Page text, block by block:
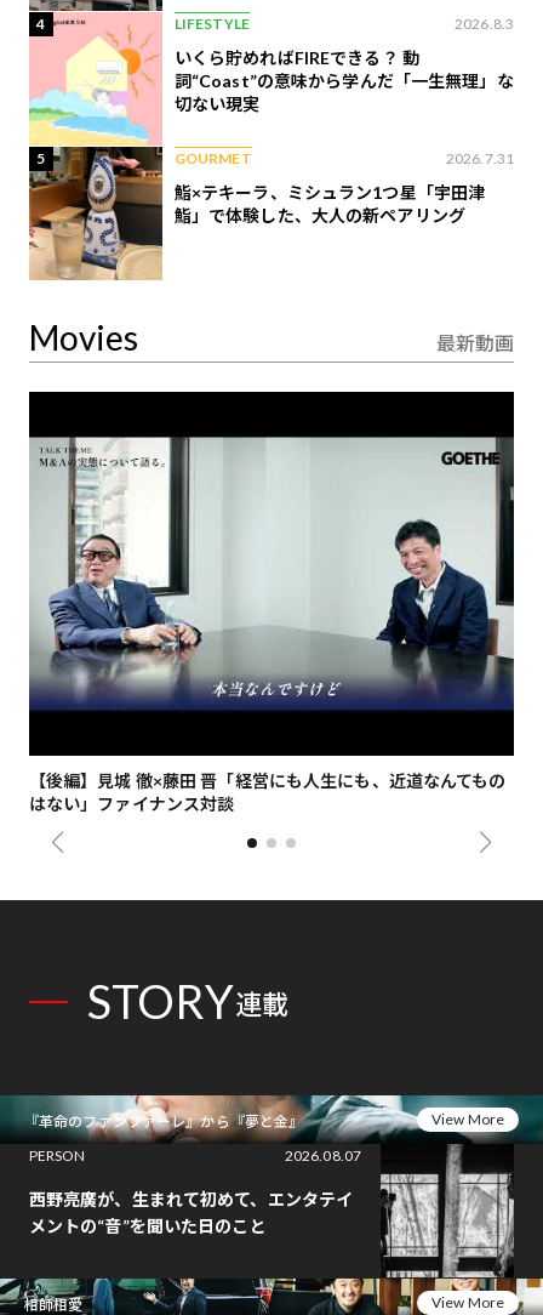
4 LIFESTYLE 2026.8.3
いくら貯めればFIREできる？ 動
詞“Coast”の意味から学んだ「一生無理」な
切ない現実
5 GOURMET 2026.7.31
鮨×テキーラ、ミシュラン1つ星「宇田津
鮨」で体験した、大人の新ペアリング
Movies 最新動画
【後編】見城 徹×藤田 晋「経営にも人生にも、近道なんてもの
はない」ファイナンス対談
STORY連載
『革命のファンファーレ』から『夢と金』
View More
PERSON
2026.08.07
西野亮廣が、生まれて初めて、エンタテイ
メントの“音”を聞いた日のこと
相師相愛 View More